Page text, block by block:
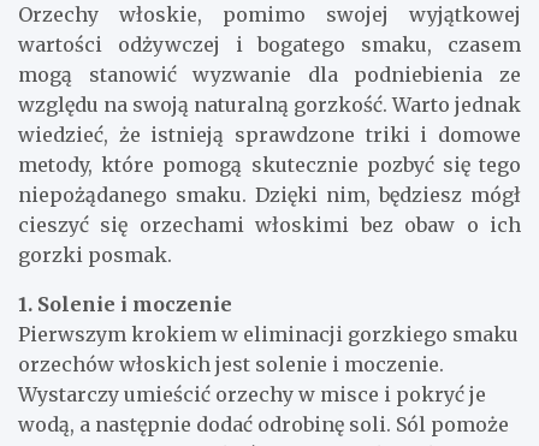
Orzechy włoskie, pomimo swojej wyjątkowej
wartości odżywczej i bogatego smaku, czasem
mogą stanowić wyzwanie dla podniebienia ze
względu na swoją naturalną gorzkość. Warto jednak
wiedzieć, że istnieją sprawdzone triki i domowe
metody, które pomogą skutecznie pozbyć się tego
niepożądanego smaku. Dzięki nim, będziesz mógł
cieszyć się orzechami włoskimi bez obaw o ich
gorzki posmak.
1. Solenie i moczenie
Pierwszym krokiem w eliminacji gorzkiego smaku
orzechów włoskich jest solenie i moczenie.
Wystarczy umieścić orzechy w misce i pokryć je
wodą, a następnie dodać odrobinę soli. Sól pomoże